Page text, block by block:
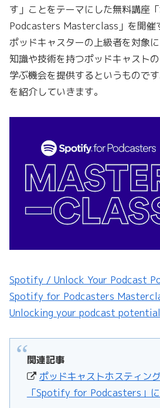
す」ことをテーマにした無料講座
Podcasters Masterclass」を開催
ポッドキャスターの上級者を対象
知識や技術を持つポッドキャスト
学ぶ機会を提供するというもので
を紹介していきます。
Spotify / Unlock Your Podcast
Spotify for Podcasters
Unlocking your podcast
関連記事
ポッドキャストホスティン
「Spotify for Podcasters」